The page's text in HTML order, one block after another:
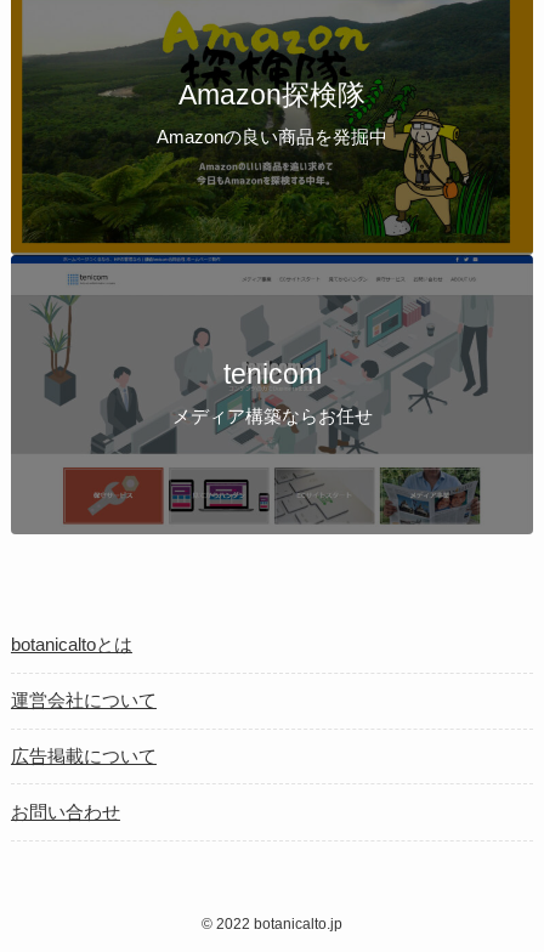
Amazon探検隊
Amazonの良い商品を発掘中
tenicom
メディア構築ならお任せ
botanicaltoとは
運営会社について
広告掲載について
お問い合わせ
© 2022 botanicalto.jp